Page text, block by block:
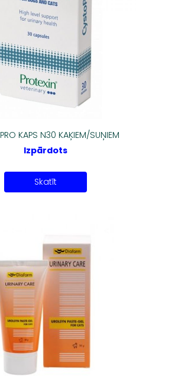
KAPS N30 KAĶIEM/SUŅIEM
Izpārdots
Skatīt